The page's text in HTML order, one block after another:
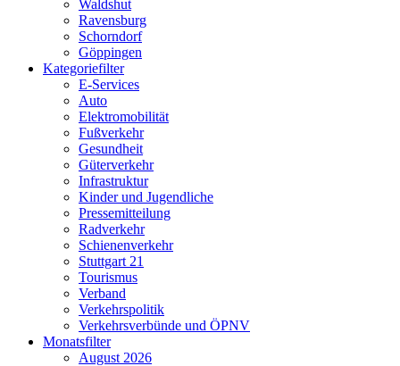
Waldshut
Ravensburg
Schorndorf
Göppingen
Kategoriefilter
E-Services
Auto
Elektromobilität
Fußverkehr
Gesundheit
Güterverkehr
Infrastruktur
Kinder und Jugendliche
Pressemitteilung
Radverkehr
Schienenverkehr
Stuttgart 21
Tourismus
Verband
Verkehrspolitik
Verkehrsverbünde und ÖPNV
Monatsfilter
August 2026